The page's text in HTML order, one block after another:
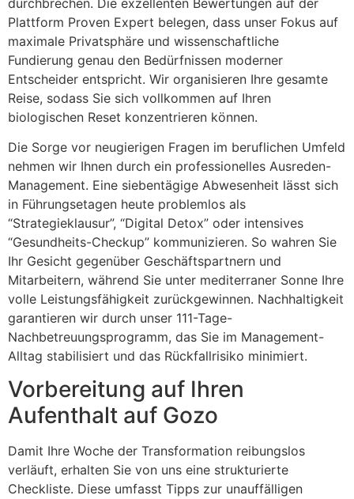
Plattform Proven Expert belegen, dass unser Fokus auf
maximale Privatsphäre und wissenschaftliche
Fundierung genau den Bedürfnissen moderner
Entscheider entspricht. Wir organisieren Ihre gesamte
Reise, sodass Sie sich vollkommen auf Ihren
biologischen Reset konzentrieren können.
Die Sorge vor neugierigen Fragen im beruflichen Umfeld
nehmen wir Ihnen durch ein professionelles Ausreden-
Management. Eine siebentägige Abwesenheit lässt sich
in Führungsetagen heute problemlos als
“Strategieklausur”, “Digital Detox” oder intensives
“Gesundheits-Checkup” kommunizieren. So wahren Sie
Ihr Gesicht gegenüber Geschäftspartnern und
Mitarbeitern, während Sie unter mediterraner Sonne Ihre
volle Leistungsfähigkeit zurückgewinnen. Nachhaltigkeit
garantieren wir durch unser 111-Tage-
Nachbetreuungsprogramm, das Sie im Management-
Alltag stabilisiert und das Rückfallrisiko minimiert.
Vorbereitung auf Ihren
Aufenthalt auf Gozo
Damit Ihre Woche der Transformation reibungslos
verläuft, erhalten Sie von uns eine strukturierte
Checkliste. Diese umfasst Tipps zur unauffälligen